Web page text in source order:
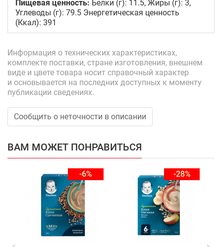
Пищевая ценность: Белки (г): 11.5, Жиры (г): 3,
Углеводы (г): 79.5 Энергетическая ценность
(Ккал): 391
Информация о технических характеристиках,
комплекте поставки, стране изготовления, внешнем
виде и цвете товара носит справочный характер
и основывается на последних доступных к моменту
публикации сведениях.
Сообщить о неточности в описании
ВАМ МОЖЕТ ПОНРАВИТЬСЯ
-6% -28%